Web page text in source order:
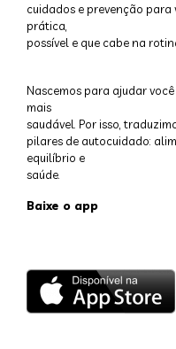
cuidados e prevenção
prática,
possível e que cabe na
Nascemos para ajudar
mais
saudável. Por isso,
pilares de autocuidado:
equilíbrio e
saúde.
Baixe o app